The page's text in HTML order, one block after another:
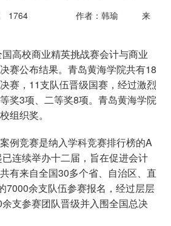
1764 作者：韩瑜
来
高校商业精英挑战赛会计与商业
赛公布结果。青岛黄海学院共有18
赛，11支队伍晋级国赛，经过激烈
奖3项、二等奖8项。青岛黄海学院
组织奖。
例竞赛是纳入学科竞赛排行榜的A
连续举办十二届，旨在促进会计
有来自全国30多个省、自治区、直
7000余支队伍参赛报名，经过层层
支参赛团队晋级并入围全国总决